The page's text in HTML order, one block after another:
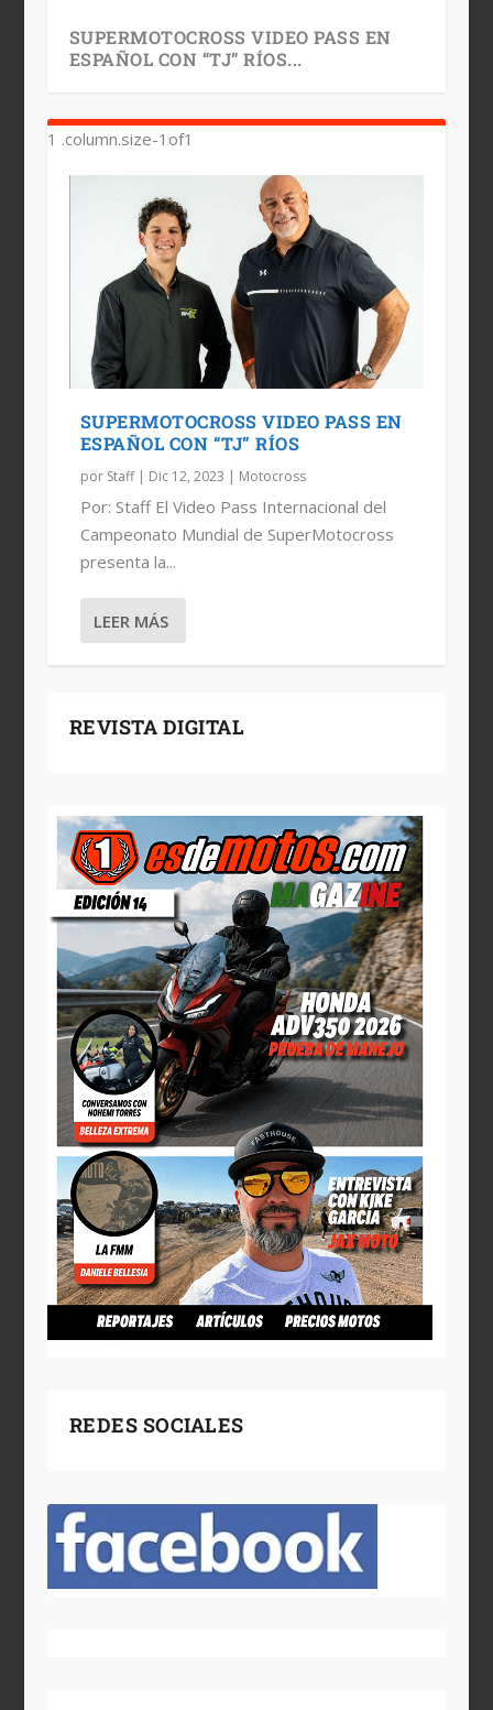
SUPERMOTOCROSS VIDEO PASS EN
ESPAÑOL CON “TJ” RÍOS...
SUPERMOTOCROSS VIDEO PASS EN
ESPAÑOL CON “TJ” RÍOS
por Staff| Dic 12, 2023 | Motocross
Por: Staff El Video Pass Internacional del
Campeonato Mundial de SuperMotocross
presenta la...
LEER MÁS
REVISTA DIGITAL
REDES SOCIALES